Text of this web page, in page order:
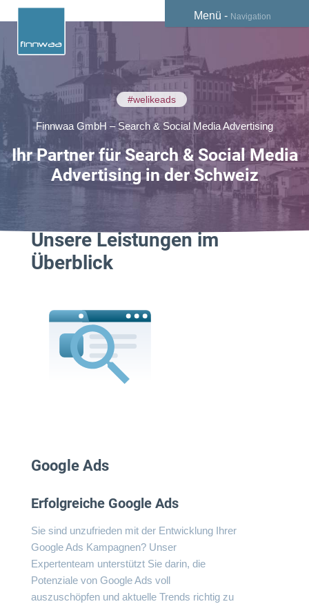
Menü - Navigation
#welikeads
Finnwaa GmbH – Search & Social Media Advertising
Ihr Partner für Search & Social Media
Advertising in der Schweiz
Unsere Leistungen im
Überblick
Google Ads
Erfolgreiche Google Ads
Sie sind unzufrieden mit der Entwicklung Ihrer
Google Ads Kampagnen? Unser
Expertenteam unterstützt Sie darin, die
Potenziale von Google Ads voll
auszuschöpfen und aktuelle Trends richtig zu